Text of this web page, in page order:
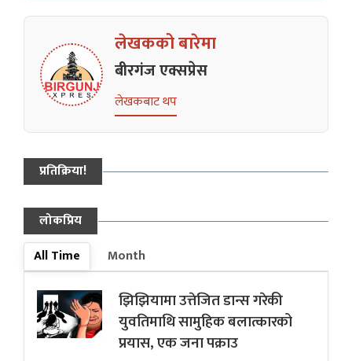
लेखकको बारेमा
बीरगंज एक्सप्रेस
लेखकबाट थप
प्रतिक्रिया!
लोकप्रिय
All Time
Month
झिझियामा उत्तेजित डान्स गरेकी
युवतिमाथि सामुहिक बलात्कारको
प्रयास, एक जना पक्राउ